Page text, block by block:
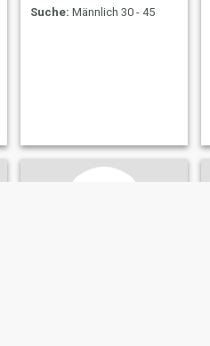
Suche: Männlich 30 - 45